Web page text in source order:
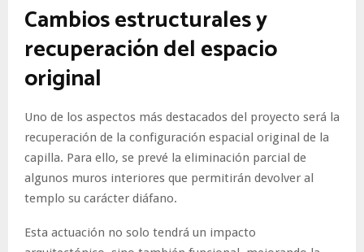
Cambios estructurales y
recuperación del espacio
original
Uno de los aspectos más destacados del proyecto será la
recuperación de la configuración espacial original de la
capilla. Para ello, se prevé la eliminación parcial de
algunos muros interiores que permitirán devolver al
templo su carácter diáfano.
Esta actuación no solo tendrá un impacto